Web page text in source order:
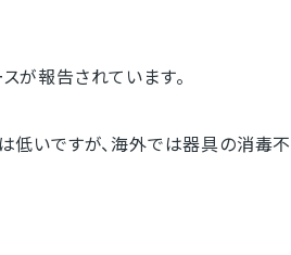
が報告されています。
いですが、海外では器具の消毒